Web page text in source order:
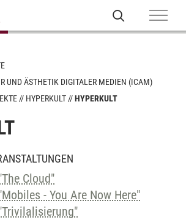
UND ÄSTHETIK DIGITALER MEDIEN (ICAM)
HYPERKULT HYPERKULT
Cloud"
- You Are Now Here"